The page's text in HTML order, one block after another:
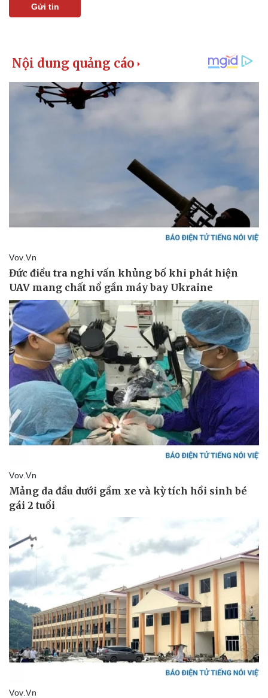
Vụ án
Tin nóng
Tư vấn luật
Vũ khí
Việt Nam
Gửi tin